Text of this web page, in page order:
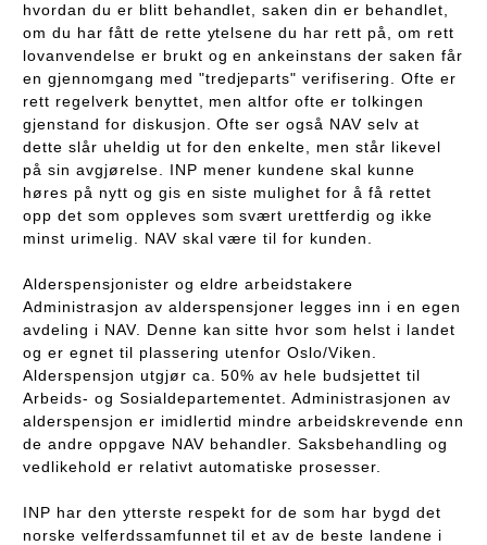
hvordan du er blitt behandlet, saken din er behandlet,
om du har fått de rette ytelsene du har rett på, om rett
lovanvendelse er brukt og en ankeinstans der saken får
en gjennomgang med "tredjeparts" verifisering. Ofte er
rett regelverk benyttet, men altfor ofte er tolkingen
gjenstand for diskusjon. Ofte ser også NAV selv at
dette slår uheldig ut for den enkelte, men står likevel
på sin avgjørelse. INP mener kundene skal kunne
høres på nytt og gis en siste mulighet for å få rettet
opp det som oppleves som svært urettferdig og ikke
minst urimelig. NAV skal være til for kunden.
Alderspensjonister og eldre arbeidstakere
Administrasjon av alderspensjoner legges inn i en egen
avdeling i NAV. Denne kan sitte hvor som helst i landet
og er egnet til plassering utenfor Oslo/Viken.
Alderspensjon utgjør ca. 50% av hele budsjettet til
Arbeids- og Sosialdepartementet. Administrasjonen av
alderspensjon er imidlertid mindre arbeidskrevende enn
de andre oppgave NAV behandler. Saksbehandling og
vedlikehold er relativt automatiske prosesser.
INP har den ytterste respekt for de som har bygd det
norske velferdssamfunnet til et av de beste landene i